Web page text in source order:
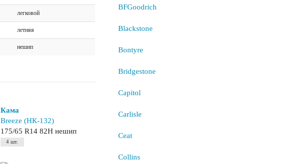
легковой
летняя
нешип
Кама
Breeze (НК-132)
175/65 R14 82H нешип
4 шт.
BFGoodrich
Blackstone
Bontyre
Bridgestone
Capitol
Carlisle
Ceat
Collins